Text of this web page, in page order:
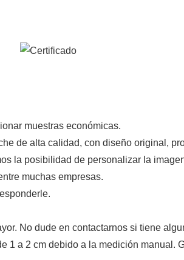
muestras económicas.
de alta calidad, con diseño original,
la posibilidad de personalizar la
muchas empresas.
No dude en contactarnos si tiene
1 a 2 cm debido a la medición manual.